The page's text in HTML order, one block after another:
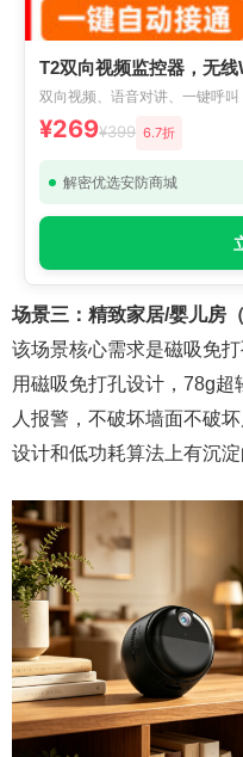
T2双向视频监控器，无
双向视频、语音对讲、一键呼叫
¥269¥399 6.7折
解密优选安防商城
场景三：精致家居/婴儿房
该场景核心需求是磁吸免
用磁吸免打孔设计，78g
人报警，不破坏墙面不破
设计和低功耗算法上有沉淀